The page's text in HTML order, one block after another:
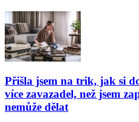
Přišla jsem na trik, jak si
více zavazadel, než jsem
nemůže dělat